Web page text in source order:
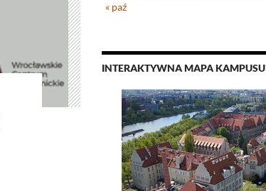
« paź
INTERAKTYWNA MAPA KAMPUSU